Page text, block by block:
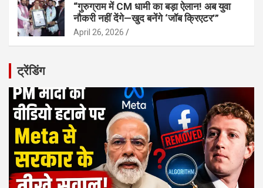
“गुरुग्राम में CM धामी का बड़ा ऐलान! अब युवा
नौकरी नहीं देंगे—खुद बनेंगे ‘जॉब क्रिएटर’”
April 26, 2026
ट्रेंडिंग